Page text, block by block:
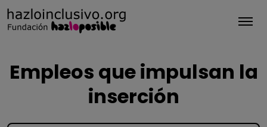
Empleos que impulsan la
inserción